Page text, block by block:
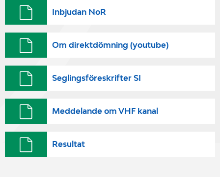
Inbjudan NoR
Om direktdömning (youtube)
Seglingsföreskrifter SI
Meddelande om VHF kanal
Resultat